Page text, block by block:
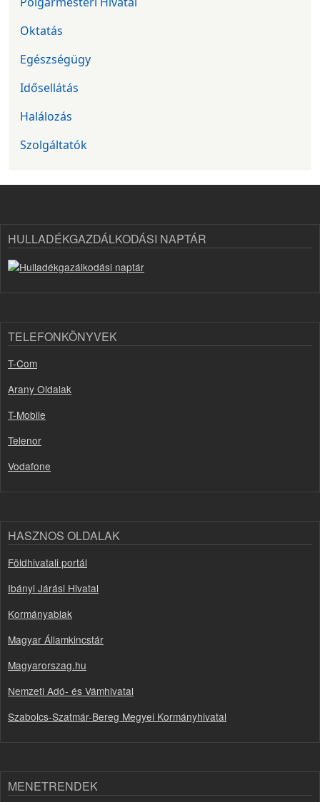
Oktatás
Egészségügy
Idősellátás
Halálozás
Szolgáltatók
HULLADÉKGAZDÁLKODÁSI NAPTÁR
TELEFONKÖNYVEK
T-Com
Arany Oldalak
T-Mobile
Telenor
Vodafone
HASZNOS OLDALAK
Földhivatali portál
Ibányi Járási Hivatal
Kormányablak
Magyar Államkincstár
Magyarorszag.hu
Nemzeti Adó- és Vámhivatal
Szabolcs-Szatmár-Bereg Megyei Kormányhivatal
MENETRENDEK